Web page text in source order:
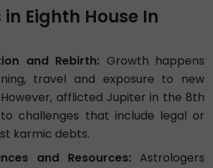
Eighth House In
and Rebirth: Growth happens
travel and exposure to new
afflicted Jupiter in the 8th
challenges that include legal or
karmic debts.
and Resources: Astrologers